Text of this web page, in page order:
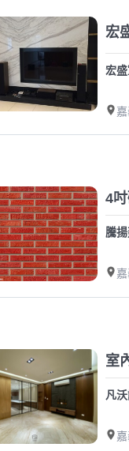
宏
宏
4
騰
室
凡